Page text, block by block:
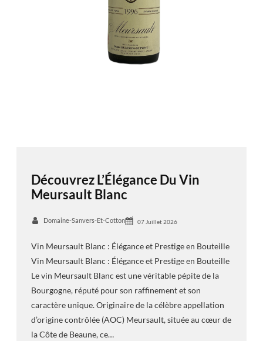
Découvrez L’Élégance Du Vin
Meursault Blanc
Domaine-Sanvers-Et-Cotton 07 Juillet 2026
Vin Meursault Blanc : Élégance et Prestige en Bouteille
Vin Meursault Blanc : Élégance et Prestige en Bouteille
Le vin Meursault Blanc est une véritable pépite de la
Bourgogne, réputé pour son raffinement et son
caractère unique. Originaire de la célèbre appellation
d’origine contrôlée (AOC) Meursault, située au cœur de
la Côte de Beaune, ce…